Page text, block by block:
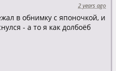
2 years ago
в обнимку с японочкой, и
- а то я как долбоёб